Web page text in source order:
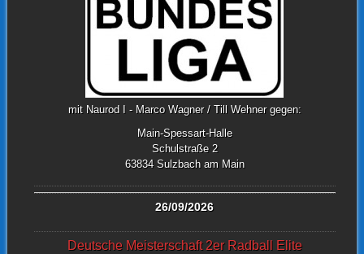
mit Naurod I - Marco Wagner / Till Wehner gegen:
Main-Spessart-Halle
Schulstraße 2
63834 Sulzbach am Main
26/09/2026
Deutsche Meisterschaft 2er Radball Elite